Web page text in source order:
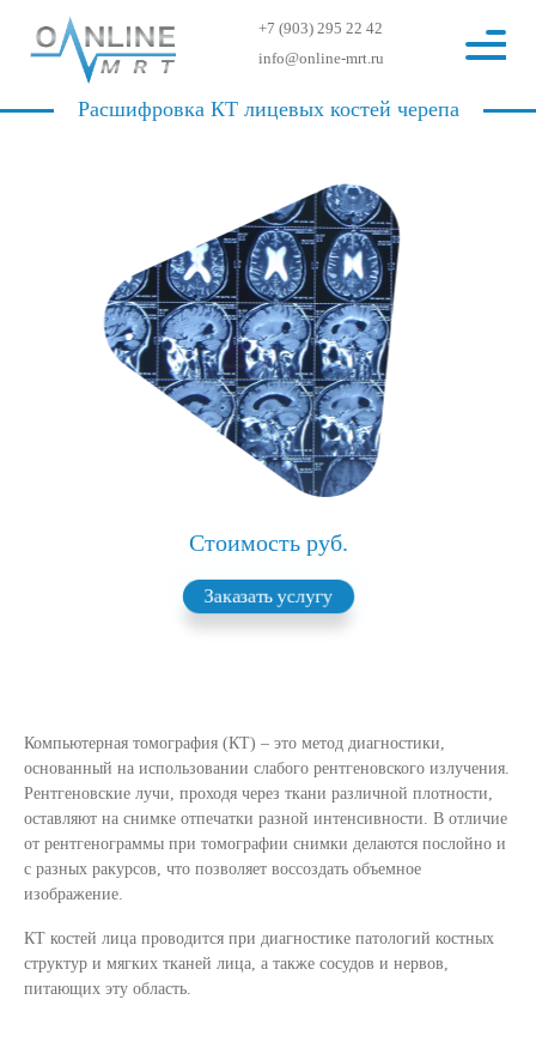
+7 (903) 295 22 42
info@online-mrt.ru
Расшифровка КТ лицевых костей черепа
Стоимость руб.
Заказать услугу
Компьютерная томография (КТ) – это метод диагностики,
основанный на использовании слабого рентгеновского излучения.
Рентгеновские лучи, проходя через ткани различной плотности,
оставляют на снимке отпечатки разной интенсивности. В отличие
от рентгенограммы при томографии снимки делаются послойно и
с разных ракурсов, что позволяет воссоздать объемное
изображение.
КТ костей лица проводится при диагностике патологий костных
структур и мягких тканей лица, а также сосудов и нервов,
питающих эту область.